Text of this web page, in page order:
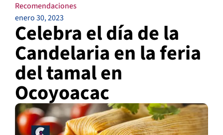
Recomendaciones
enero 30, 2023
Celebra el día de la
Candelaria en la feria
del tamal en
Ocoyoacac